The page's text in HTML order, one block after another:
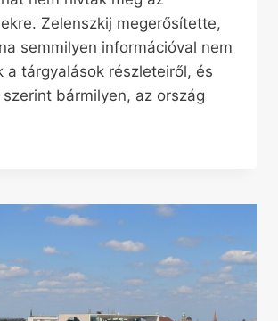
Zelenszkij megerősítette,
semmilyen információval nem
a tárgyalások részleteiről, és
bármilyen, az ország